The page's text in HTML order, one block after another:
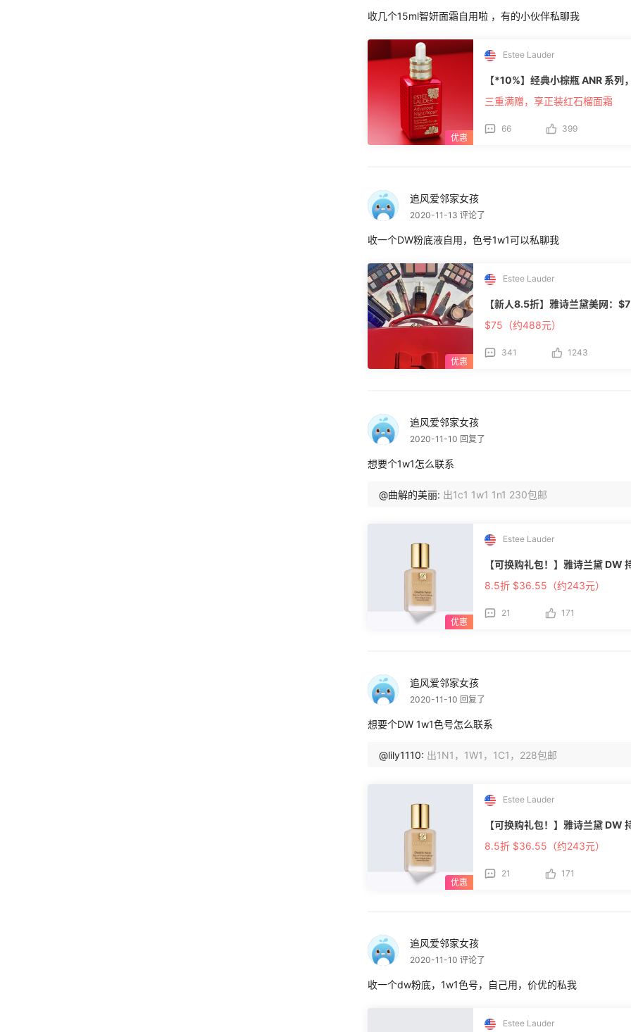
收几个15ml智妍面霜自用啦 ，有的小伙伴私聊我
Estee Lauder
【*10%】经典小棕瓶 ANR 系列
三重满赠，享正装红石榴面霜
66 399
追风爱邻家女孩
2020-11-13 评论了
收一个DW粉底液自用，色号1w1可以私聊我
Estee Lauder
【新人8.5折】雅诗兰黛美网：
$75（约488元）
341 1243
追风爱邻家女孩
2020-11-10 回复了
想要个1w1怎么联系
@曲解的美丽: 出1c1 1w1 1n1 230包邮
Estee Lauder
【可换购礼包！】雅诗兰黛 DW
8.5折 $36.55（约243元）
21 171
追风爱邻家女孩
2020-11-10 回复了
想要个DW 1w1色号怎么联系
@lily1110: 出1N1，1W1，1C1，228包邮
Estee Lauder
【可换购礼包！】雅诗兰黛 DW
8.5折 $36.55（约243元）
21 171
追风爱邻家女孩
2020-11-10 评论了
收一个dw粉底，1w1色号，自己用，价优的私我
Estee Lauder